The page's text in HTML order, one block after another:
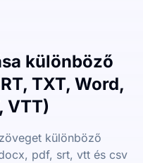
különböző
TXT, Word,
VTT)
különböző
pdf, srt, vtt és csv